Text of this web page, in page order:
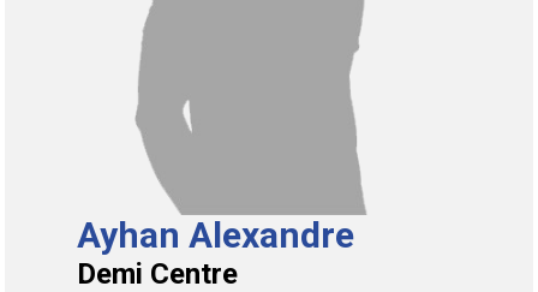
Ayhan Alexandre
Demi Centre